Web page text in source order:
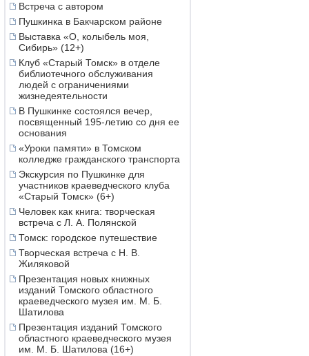
Встреча с автором
Пушкинка в Бакчарском районе
Выставка «О, колыбель моя,
Сибирь» (12+)
Клуб «Старый Томск» в отделе
библиотечного обслуживания
людей с ограничениями
жизнедеятельности
В Пушкинке состоялся вечер,
посвященный 195-летию со дня ее
основания
«Уроки памяти» в Томском
колледже гражданского транспорта
Экскурсия по Пушкинке для
участников краеведческого клуба
«Старый Томск» (6+)
Человек как книга: творческая
встреча с Л. А. Полянской
Томск: городское путешествие
Творческая встреча с Н. В.
Жиляковой
Презентация новых книжных
изданий Томского областного
краеведческого музея им. М. Б.
Шатилова
Презентация изданий Томского
областного краеведческого музея
им. М. Б. Шатилова (16+)